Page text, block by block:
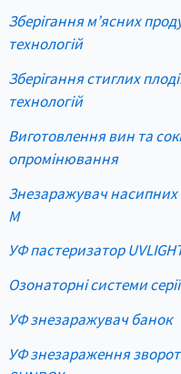
Зберігання м’ясних
технологій
Зберігання стиглих
технологій
Виготовлення вин та
опромінювання
Знезаражувач насипних
M
УФ пастеризатор
Озонаторні системи
УФ знезаражувач банок
УФ знезараження